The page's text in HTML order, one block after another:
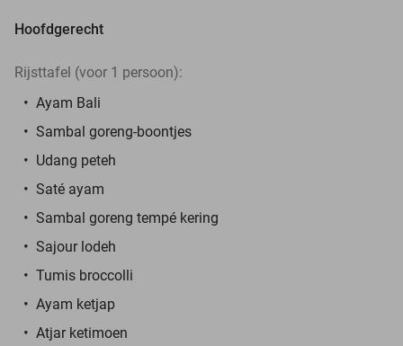
Hoofdgerecht
Rijsttafel (voor 1 persoon):
Ayam Bali
Sambal goreng-boontjes
Udang peteh
Saté ayam
Sambal goreng tempé kering
Sajour lodeh
Tumis broccolli
Ayam ketjap
Atjar ketimoen